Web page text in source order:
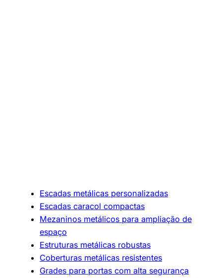
Escadas metálicas personalizadas
Escadas caracol compactas
Mezaninos metálicos para ampliação de
espaço
Estruturas metálicas robustas
Coberturas metálicas resistentes
Grades para portas com alta segurança